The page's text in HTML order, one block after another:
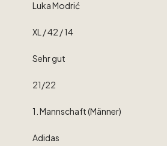
LukaModrić
XL ​/​42 ​/​14
Sehrgut
21​/​22
1. Mannschaft(Männer)
Adidas